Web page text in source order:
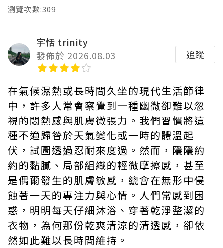
瀏覽次數:309
宇恬 trinity
發佈於 2026.08.03
追蹤
在氣候濕熱或長時間久坐的現代生活節律
中，許多人常會察覺到一種幽微卻難以忽
視的悶熱感與肌膚微張力。我們習慣將這
種不適歸咎於天氣變化或一時的體溫起
伏，試圖透過忍耐來度過。然而，隱隱約
約的黏膩、局部組織的輕微摩擦感，甚至
是偶爾發生的肌膚敏感，總會在無形中侵
蝕著一天的專注力與心情。人們常感到困
惑，明明每天仔細沐浴、穿著乾淨整潔的
衣物，為何那份乾爽清涼的清透感，卻依
然如此難以長時間維持。